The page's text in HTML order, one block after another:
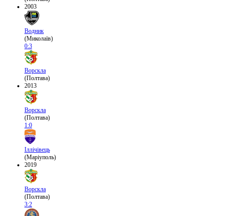
2003
Водник
(Миколаїв)
0:3
Ворскла
(Полтава)
2013
Ворскла
(Полтава)
1:0
Іллічівець
(Маріуполь)
2019
Ворскла
(Полтава)
3:2